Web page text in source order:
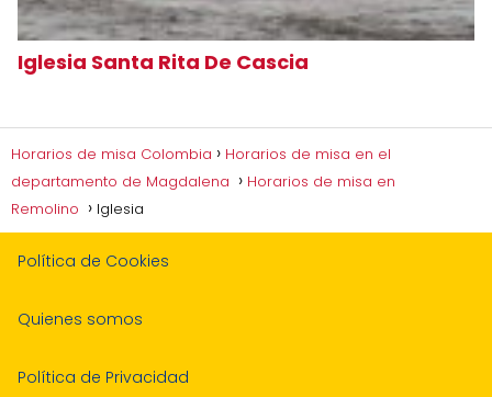
Iglesia Santa Rita De Cascia
Horarios de misa Colombia
Horarios de misa en el
departamento de Magdalena
Horarios de misa en
Remolino
Iglesia
Política de Cookies
Quienes somos
Política de Privacidad